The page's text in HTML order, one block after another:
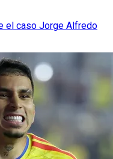
el caso Jorge Alfredo